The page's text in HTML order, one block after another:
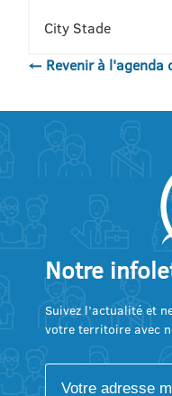
City Stade
← Revenir à l'agenda
Notre
Suivez l’actualité et
votre territoire avec